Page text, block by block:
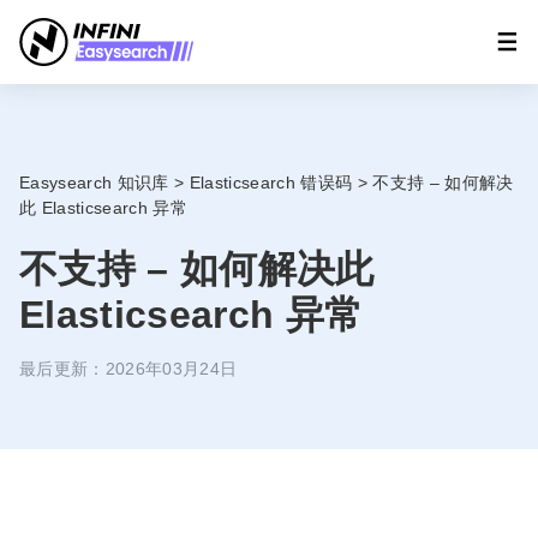
Easysearch 知识库 > Elasticsearch 错误码 > 不支持 – 如何解决
此 Elasticsearch 异常
不支持 – 如何解决此
Elasticsearch 异常
最后更新：2026年03月24日